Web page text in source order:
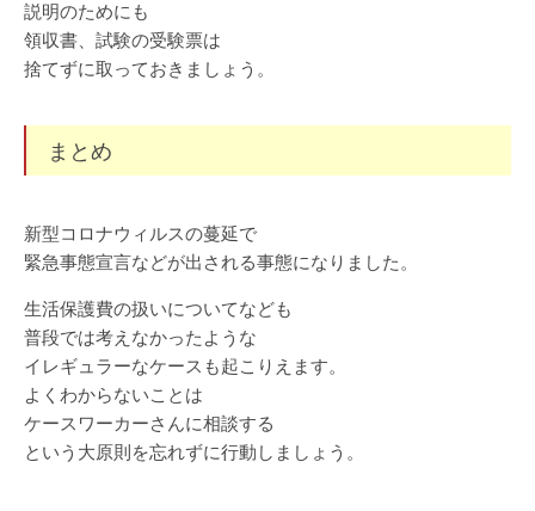
説明のためにも
領収書、試験の受験票は
捨てずに取っておきましょう。
まとめ
新型コロナウィルスの蔓延で
緊急事態宣言などが出される事態になりました。
生活保護費の扱いについてなども
普段では考えなかったような
イレギュラーなケースも起こりえます。
よくわからないことは
ケースワーカーさんに相談する
という大原則を忘れずに行動しましょう。